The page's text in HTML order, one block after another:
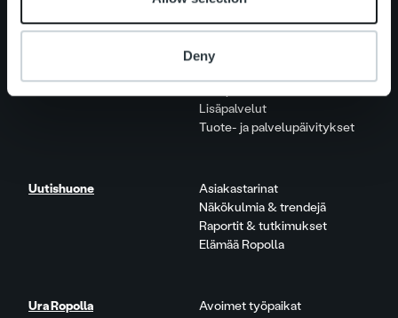
DenyLaskutusratkaisu
Lisäpalvelut
Tuote- ja palvelupäivitykset
Uutishuone
Asiakastarinat
Näkökulmia & trendejä
Raportit & tutkimukset
Elämää Ropolla
Ura Ropolla Avoimet työpaikat